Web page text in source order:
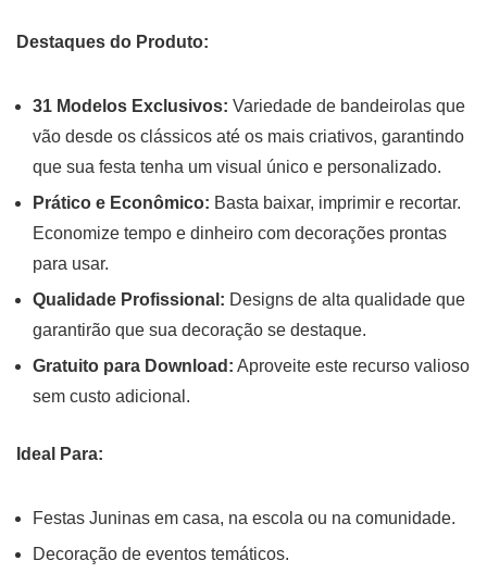
Destaques do Produto:
31 Modelos Exclusivos: Variedade de bandeirolas que
vão desde os clássicos até os mais criativos, garantindo
que sua festa tenha um visual único e personalizado.
Prático e Econômico: Basta baixar, imprimir e recortar.
Economize tempo e dinheiro com decorações prontas
para usar.
Qualidade Profissional: Designs de alta qualidade que
garantirão que sua decoração se destaque.
Gratuito para Download: Aproveite este recurso valioso
sem custo adicional.
Ideal Para:
Festas Juninas em casa, na escola ou na comunidade.
Decoração de eventos temáticos.